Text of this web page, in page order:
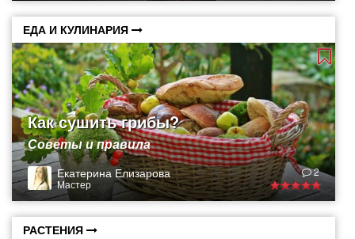
ЕДА И КУЛИНАРИЯ
Как сушить грибы?
Советы и правила
Екатерина Елизарова
Мастер
2
РАСТЕНИЯ